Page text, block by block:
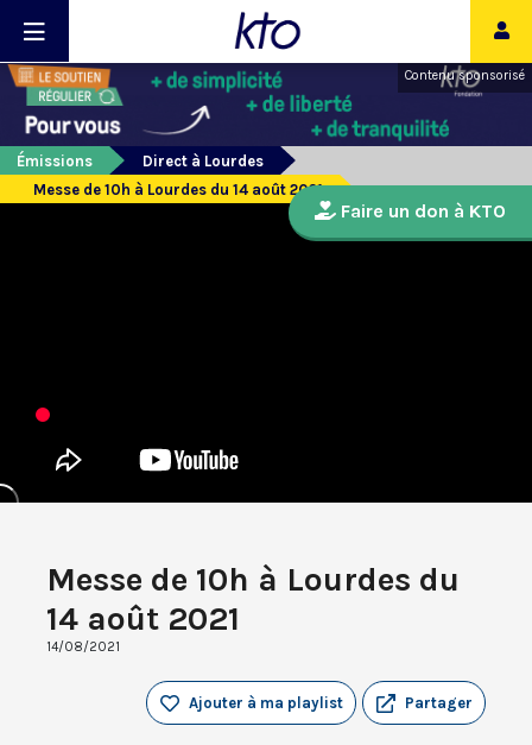
Contenu sponsorisé
Émissions
Direct à Lourdes
Messe de 10h à Lourdes du 14 août 2021
Messe de 10h à Lourdes du
14 août 2021
14/08/2021
Partager
Ajouter à ma playlist
Faire un don à KTO